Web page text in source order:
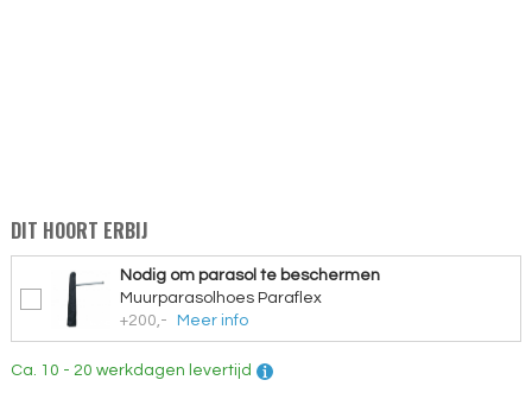
DIT HOORT ERBIJ
Nodig om parasol te beschermen
Muurparasolhoes Paraflex
+200,-
Meer info
Ca. 10 - 20 werkdagen levertijd